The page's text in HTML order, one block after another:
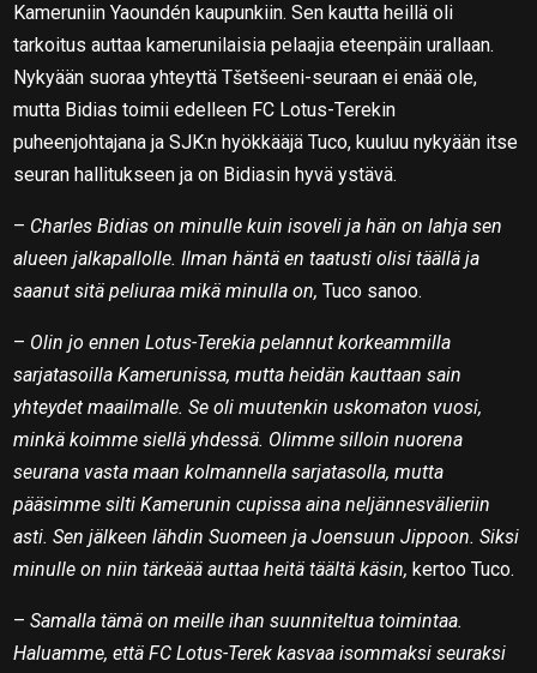
Kameruniin Yaoundén kaupunkiin. Sen kautta heillä oli
tarkoitus auttaa kamerunilaisia pelaajia eteenpäin urallaan.
Nykyään suoraa yhteyttä Tšetšeeni-seuraan ei enää ole,
mutta Bidias toimii edelleen FC Lotus-Terekin
puheenjohtajana ja SJK:n hyökkääjä Tuco, kuuluu nykyään itse
seuran hallitukseen ja on Bidiasin hyvä ystävä.
– Charles Bidias on minulle kuin isoveli ja hän on lahja sen
alueen jalkapallolle. Ilman häntä en taatusti olisi täällä ja
saanut sitä peliuraa mikä minulla on, Tuco sanoo.
– Olin jo ennen Lotus-Terekia pelannut korkeammilla
sarjatasoilla Kamerunissa, mutta heidän kauttaan sain
yhteydet maailmalle. Se oli muutenkin uskomaton vuosi,
minkä koimme siellä yhdessä. Olimme silloin nuorena
seurana vasta maan kolmannella sarjatasolla, mutta
pääsimme silti Kamerunin cupissa aina neljännesvälieriin
asti. Sen jälkeen lähdin Suomeen ja Joensuun Jippoon. Siksi
minulle on niin tärkeää auttaa heitä täältä käsin, kertoo Tuco.
–Samalla tämä on meille ihan suunniteltua toimintaa.
Haluamme, että FC Lotus-Terek kasvaa isommaksi seuraksi